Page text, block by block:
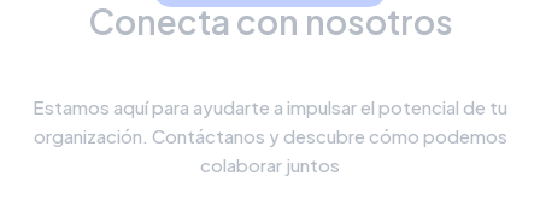
Conecta con nosotros
Estamos aquí para ayudarte a impulsar el potencial de tu
organización. Contáctanos y descubre cómo podemos
colaborar juntos